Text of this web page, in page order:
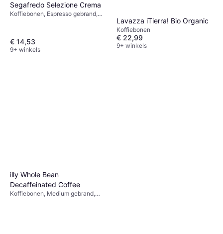
Segafredo Selezione Crema
Koffiebonen, Espresso gebrand,
€ 14,53
9+ winkels
Lavazza iTierra! Bio Organic
Koffiebonen
€ 22,99
9+ winkels
illy Whole Bean
Decaffeinated Coffee
Koffiebonen, Medium gebrand,